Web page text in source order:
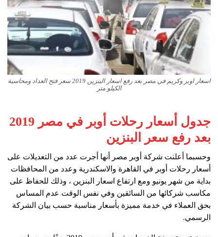
اسعار اوبر وكريم في مصر بعد رفع اسعار البنزين 2019 سعر فتح العداد ومحاسبة
الكيلو متر
جدول أسعار رحلات أوبر في مصر 2019
بعد رفع سعر البنزين
وحسبما أعلنت شركة أوبر مصر أنها أجرت عدد من التعديلات على
أسعار رحلات أوبر في القاهرة والاسكندرية وعدد من المحافظات
بداية من شهر يونيو ومع ارتفاع اسعار البنزين ، وذلك للحفاظ على
مكاسب شركائها من السائقين وفي نفس الوقت عدم المساس
بحق العملاء في خدمة مميزة بأسعار مناسبة حسب بيان الشركة
الرسمي.